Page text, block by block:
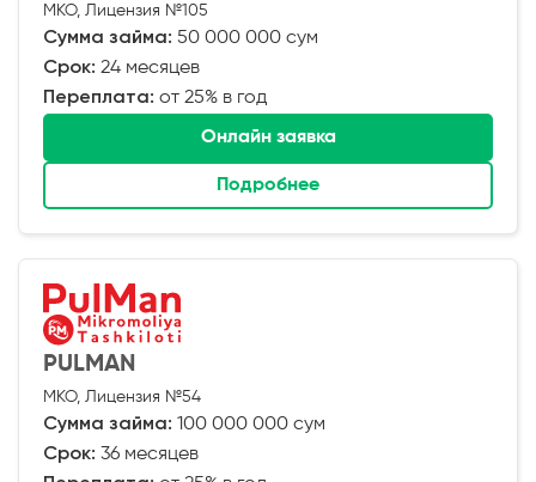
МКО, Лицензия №105
Сумма займа: 50 000 000 сум
Срок: 24 месяцев
Переплата: от 25% в год
Онлайн заявка
Подробнее
PULMAN
МКО, Лицензия №54
Сумма займа: 100 000 000 сум
Срок: 36 месяцев